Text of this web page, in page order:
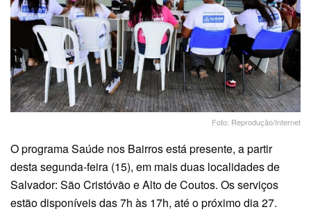
Foto: Reprodução/Internet
O programa Saúde nos Bairros está presente, a partir
desta segunda-feira (15), em mais duas localidades de
Salvador: São Cristóvão e Alto de Coutos. Os serviços
estão disponíveis das 7h às 17h, até o próximo dia 27.